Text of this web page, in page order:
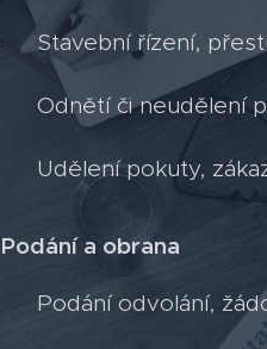
Stavební řízení,
Odnětí či neudělení
Udělení pokuty,
Podání a obrana
Podání odvolání,